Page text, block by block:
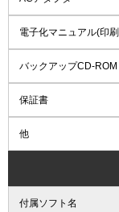
電子化マニュアル(印
バックアップCD-ROM
保証書
他
付属ソフト名